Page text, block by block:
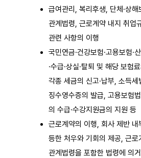
급여관리, 복리후생, 단체·상
관계법령, 근로계약 내지 취업
관련 사항의 이행
국민연금·건강보험·고용보험·
·수급·상실·탈퇴 및 해당 보험
각종 세금의 신고·납부, 소득
징수영수증의 발급, 고용보험
의 수급·수강지원금의 지원 등
근로계약의 이행, 회사 제반
등한 처우와 기회의 제공, 근로
관계법령을 포함한 법령에 의